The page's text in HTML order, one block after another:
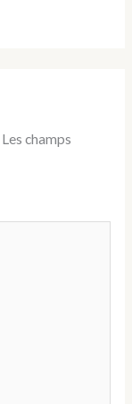
Les champs